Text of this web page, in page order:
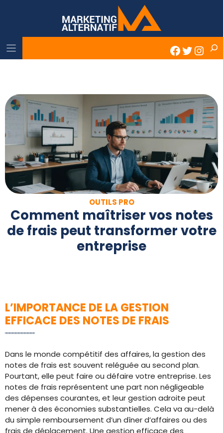
Twitter
OUTILS PRO
Comment maîtriser vos notes
de frais peut transformer votre
entreprise
L’IMPORTANCE DE LA GESTION
EFFICACE DES NOTES DE FRAIS
Dans le monde compétitif des affaires, la gestion des
notes de frais est souvent reléguée au second plan.
Pourtant, elle peut faire ou défaire votre entreprise. Les
notes de frais représentent une part non négligeable
des dépenses courantes, et leur gestion adroite peut
mener à des économies substantielles. Cela va au-delà
du simple remboursement d’un dîner d’affaires ou des
frais de déplacement. Une gestion efficace des